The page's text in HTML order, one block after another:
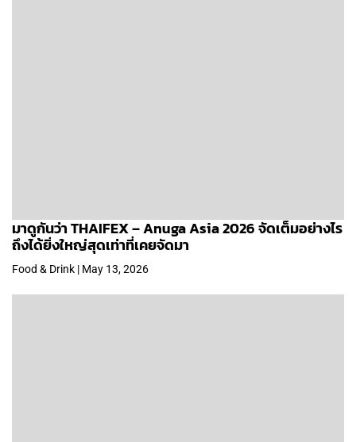
มาดูกันว่า THAIFEX – Anuga Asia 2026 จัดเต็มอย่างไร
ถึงได้ยิ่งใหญ่สุดเท่าที่เคยจัดมา
Food & Drink | May 13, 2026